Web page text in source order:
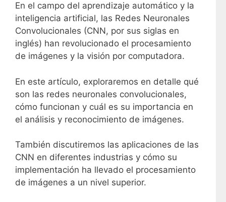
En el campo del aprendizaje automático y la
inteligencia artificial, las Redes Neuronales
Convolucionales (CNN, por sus siglas en
inglés) han revolucionado el procesamiento
de imágenes y la visión por computadora.
En este artículo, exploraremos en detalle qué
son las redes neuronales convolucionales,
cómo funcionan y cuál es su importancia en
el análisis y reconocimiento de imágenes.
También discutiremos las aplicaciones de las
CNN en diferentes industrias y cómo su
implementación ha llevado el procesamiento
de imágenes a un nivel superior.